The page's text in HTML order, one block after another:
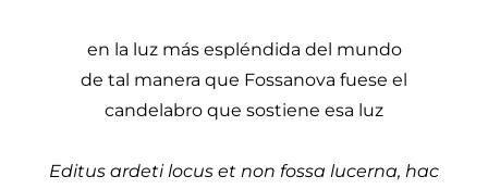
en la luz más espléndida del mundo
de tal manera que Fossanova fuese el
candelabro que sostiene esa luz
Editus ardeti locus et non fossa lucerna, hac